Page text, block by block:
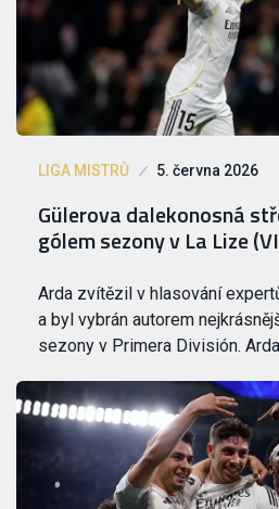
LIGA MISTRŮ 5. června 2026
Gülerova dalekonosná
gólem sezony v La Lize
Arda zvítězil v hlasování
a byl vybrán autorem
sezony v Primera División.